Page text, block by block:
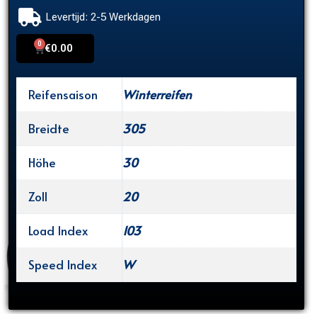
Levertijd: 2-5 Werkdagen
€0.00
0
Cart
Reifensaison
Winterreifen
Breidte
305
Höhe
30
Zoll
20
Load Index
103
Speed Index
W